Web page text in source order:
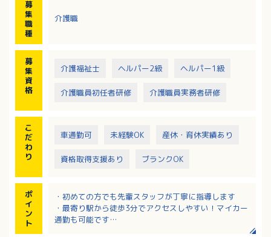
・レクリエーションや季節ごとのイベントの企画運営
・定期的な社内勉強会
募
集
職
種
介護職
募
集
資
格
介護福祉士 ヘルパー2級 ヘルパー1級
介護職員初任者研修 介護職員実務者研修
こ
だ
わ
り
車通勤可 未経験OK 産休・育休実績あり
資格取得支援あり ブランクOK
ポ
イ
ン
ト
・初めての方でも先輩スタッフが丁寧に指導します
・最寄り駅から徒歩3分でアクセスしやすい！マイカー
通勤も可能です